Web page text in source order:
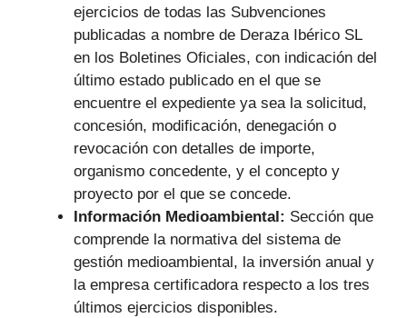
ejercicios de todas las Subvenciones
publicadas a nombre de Deraza Ibérico SL
en los Boletines Oficiales, con indicación del
último estado publicado en el que se
encuentre el expediente ya sea la solicitud,
concesión, modificación, denegación o
revocación con detalles de importe,
organismo concedente, y el concepto y
proyecto por el que se concede.
Información Medioambiental: Sección que
comprende la normativa del sistema de
gestión medioambiental, la inversión anual y
la empresa certificadora respecto a los tres
últimos ejercicios disponibles.